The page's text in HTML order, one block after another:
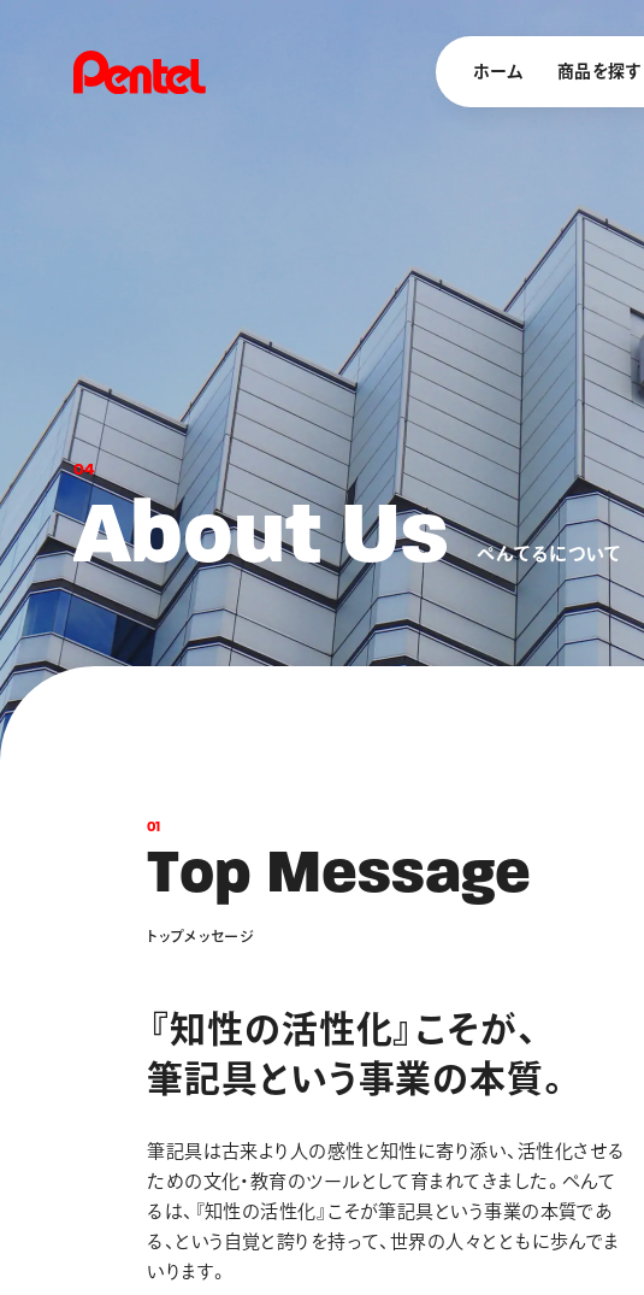
ホーム 商品を探す
エナージェル サインペン
商品を探す
ボールペン
ペン
マーカー
シャープペン
消し具
ブラッシュ（筆）
画材
その他
Skyly Design
04
About Us ぺんて るに ついて
01
Top Message
ト ップメ ッセー ジ
『知性の活性化』こそが、
筆記具という事業の本質。
筆記具は古来より人の感性と知性に寄り添い、活性化させる
ための文化・教育のツールとして育まれてきました。ぺんて
るは、『知性の活性化』こそが筆記具という事業の本質であ
る、という自覚と誇りを持って、世界の人々とともに歩んでま
いります。